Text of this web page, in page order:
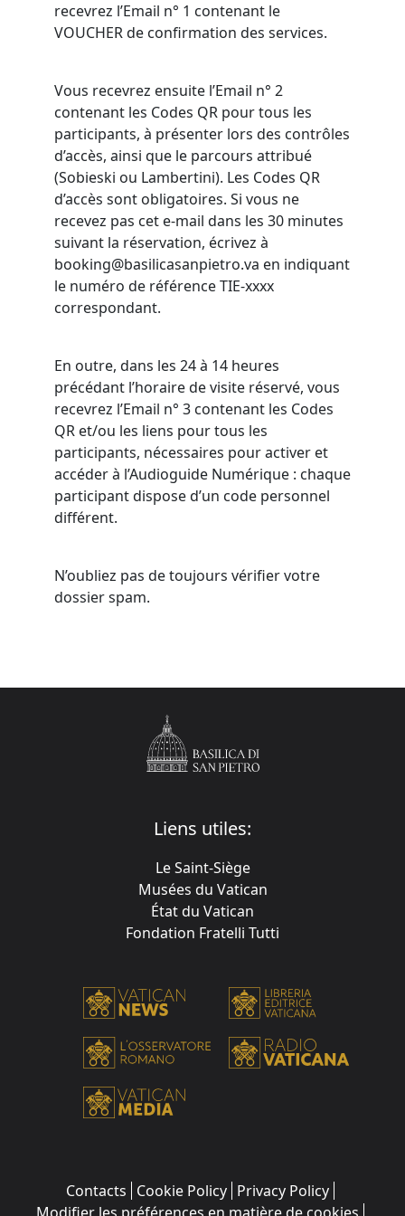
recevrez l’Email n° 1 contenant le
VOUCHER de confirmation des services.
Vous recevrez ensuite l’Email n° 2
contenant les Codes QR pour tous les
participants, à présenter lors des contrôles
d’accès, ainsi que le parcours attribué
(Sobieski ou Lambertini). Les Codes QR
d’accès sont obligatoires. Si vous ne
recevez pas cet e-mail dans les 30 minutes
suivant la réservation, écrivez à
booking@basilicasanpietro.va en indiquant
le numéro de référence TIE-xxxx
correspondant.
En outre, dans les 24 à 14 heures
précédant l’horaire de visite réservé, vous
recevrez l’Email n° 3 contenant les Codes
QR et/ou les liens pour tous les
participants, nécessaires pour activer et
accéder à l’Audioguide Numérique : chaque
participant dispose d’un code personnel
différent.
N’oubliez pas de toujours vérifier votre
dossier spam.
Liens utiles:
Le Saint-Siège
Musées du Vatican
État du Vatican
Fondation Fratelli Tutti
Contacts Cookie Policy Privacy Policy